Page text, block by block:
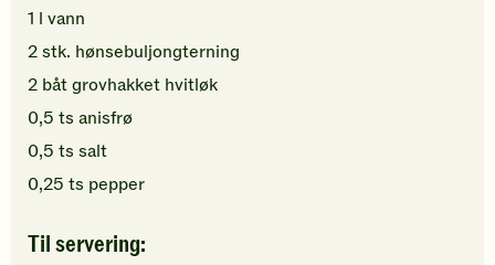
1 l vann
2stk. hønsebuljongterning
2 båtgrovhakket hvitløk
0,5 ts anisfrø
0,5 ts salt
0,25 ts pepper
Til servering: